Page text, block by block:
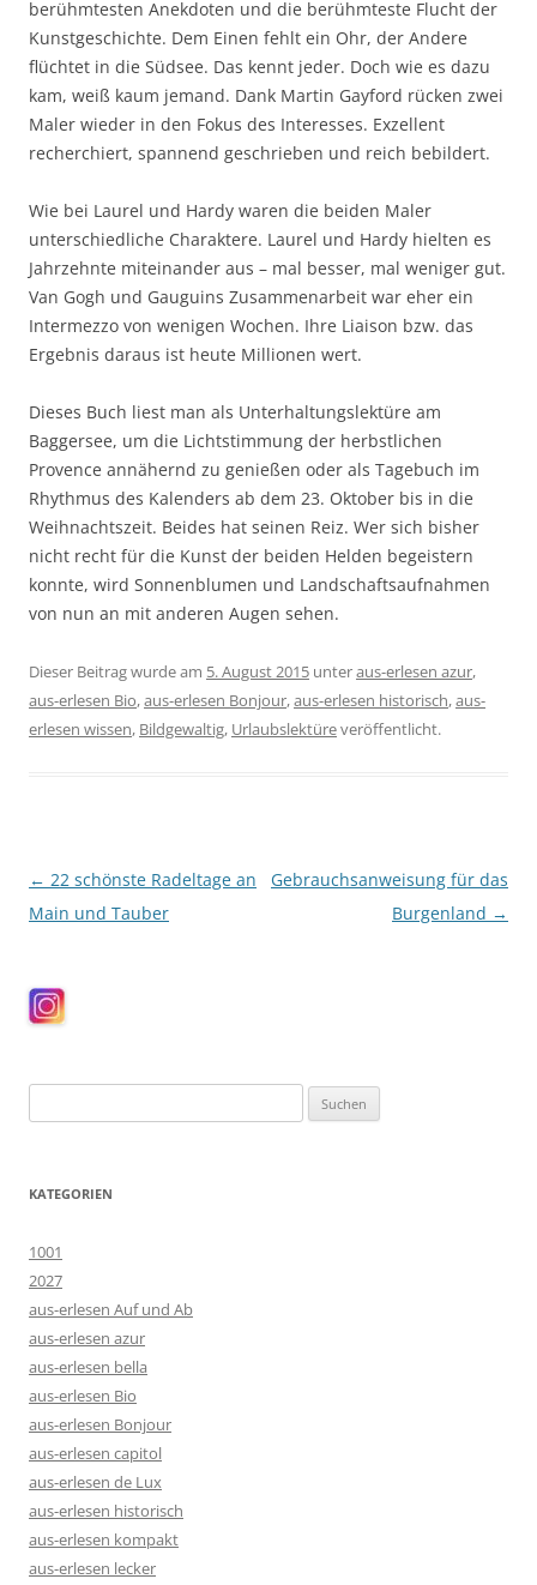
berühmtesten Anekdoten und die berühmteste Flucht der
Kunstgeschichte. Dem Einen fehlt ein Ohr, der Andere
flüchtet in die Südsee. Das kennt jeder. Doch wie es dazu
kam, weiß kaum jemand. Dank Martin Gayford rücken zwei
Maler wieder in den Fokus des Interesses. Exzellent
recherchiert, spannend geschrieben und reich bebildert.
Wie bei Laurel und Hardy waren die beiden Maler
unterschiedliche Charaktere. Laurel und Hardy hielten es
Jahrzehnte miteinander aus – mal besser, mal weniger gut.
Van Gogh und Gauguins Zusammenarbeit war eher ein
Intermezzo von wenigen Wochen. Ihre Liaison bzw. das
Ergebnis daraus ist heute Millionen wert.
Dieses Buch liest man als Unterhaltungslektüre am
Baggersee, um die Lichtstimmung der herbstlichen
Provence annähernd zu genießen oder als Tagebuch im
Rhythmus des Kalenders ab dem 23. Oktober bis in die
Weihnachtszeit. Beides hat seinen Reiz. Wer sich bisher
nicht recht für die Kunst der beiden Helden begeistern
konnte, wird Sonnenblumen und Landschaftsaufnahmen
von nun an mit anderen Augen sehen.
Dieser Beitrag wurde am 5. August 2015 unteraus-erlesen azur,
aus-erlesen Bio,aus-erlesen Bonjour,aus-erlesen historisch,aus-
erlesen wissen, Bildgewaltig, Urlaubslektüreveröffentlicht.
Beitragsnavigation
← 22 schönste Radeltage an
Main und Tauber
Gebrauchsanweisung für das
Burgenland →
nach:
KATEGORIEN
1001
2027
aus-erlesen Auf und Ab
aus-erlesen azur
aus-erlesen bella
aus-erlesen Bio
aus-erlesen Bonjour
aus-erlesen capitol
aus-erlesen de Lux
aus-erlesen historisch
aus-erlesen kompakt
aus-erlesen lecker